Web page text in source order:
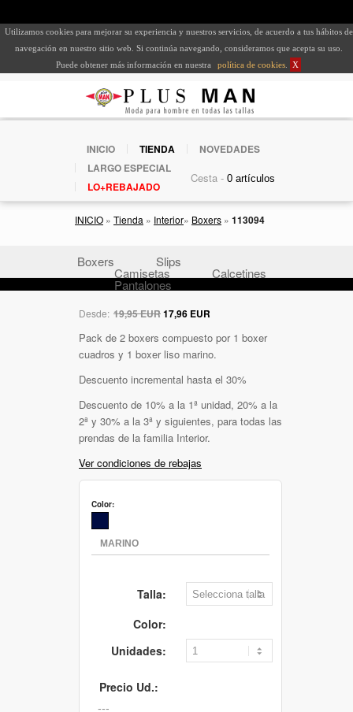
Utilizamos cookies para mejorar su experiencia y nuestros servicios, de acuerdo a tus hábitos de
navegación en nuestro sitio web. Si continúa navegando, consideramos que acepta su uso.
Puede obtener más información en nuestra
política de cookies X
INICIO TIENDA
NOVEDADES
LARGO ESPECIAL
LO+REBAJADO
Cesta -
INICIO » Tienda » Interior» Boxers » 113094
Boxers Slips
Camisetas Calcetines
Pantalones
Desde: 19,95 EUR17,96 EUR
Pack de 2 boxers compuesto por 1 boxer
cuadros y 1 boxer liso marino.
Descuento incremental hasta el 30%
Descuento de 10% a la 1ª unidad, 20% a la
2ª y 30% a la 3ª y siguientes, para todas las
prendas de la familia Interior.
Ver condiciones de rebajas
Color:
Talla:
Color:
Unidades:
Precio Ud.: